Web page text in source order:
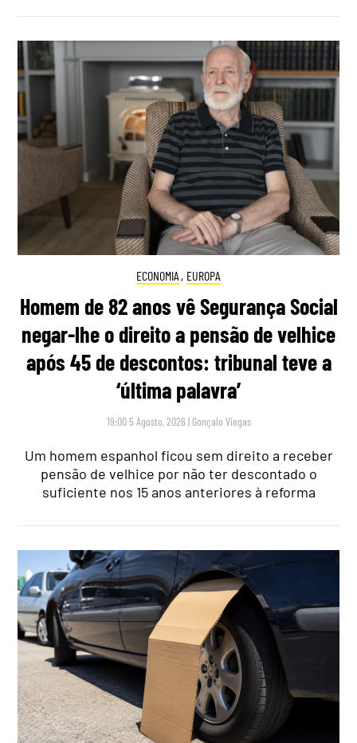
ECONOMIA , EUROPA
Homem de 82 anos vê Segurança Social
negar-lhe o direito a pensão de velhice
após 45 de descontos: tribunal teve a
‘última palavra’
19:00 5 Agosto, 2026 | Gonçalo Viegas
Um homem espanhol ficou sem direito a receber
pensão de velhice por não ter descontado o
suficiente nos 15 anos anteriores à reforma